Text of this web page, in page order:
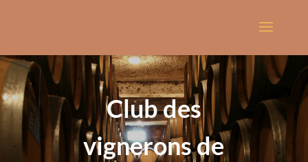
Club des
vignerons de